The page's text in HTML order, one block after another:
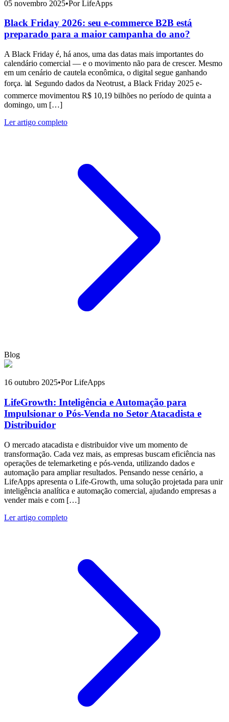
05 novembro 2025•Por LifeApps
Black Friday 2026: seu e-commerce B2B está
preparado para a maior campanha do ano?
A Black Friday é, há anos, uma das datas mais importantes do
calendário comercial — e o movimento não para de crescer. Mesmo
em um cenário de cautela econômica, o digital segue ganhando
força. 📊 Segundo dados da Neotrust, a Black Friday 2025 e-
commerce movimentou R$ 10,19 bilhões no período de quinta a
domingo, um […]
Ler artigo completo
Blog
16 outubro 2025•Por LifeApps
LifeGrowth: Inteligência e Automação para
Impulsionar o Pós-Venda no Setor Atacadista e
Distribuidor
O mercado atacadista e distribuidor vive um momento de
transformação. Cada vez mais, as empresas buscam eficiência nas
operações de telemarketing e pós-venda, utilizando dados e
automação para ampliar resultados. Pensando nesse cenário, a
LifeApps apresenta o Life-Growth, uma solução projetada para unir
inteligência analítica e automação comercial, ajudando empresas a
vender mais e com […]
Ler artigo completo